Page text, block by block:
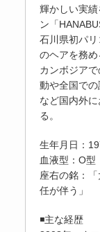
輝かしい実
ン「
石川県初パ
のヘアを務め
カンボジア
動や全国で
など国内外
る。
生年月日：
血液型：O型
座右の銘：
任が伴う」
◾️主な経歴